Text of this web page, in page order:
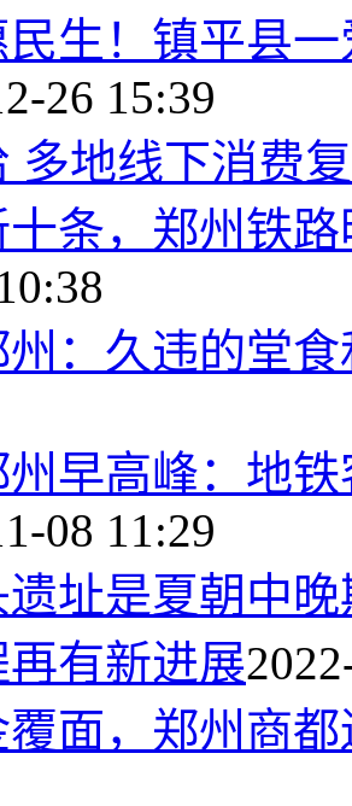
生！镇平县
26 15:39
多地线下消费
条，郑州铁
州：久违的堂
州早高峰：地
08 11:29
遗址是夏朝中
有新进展
覆面，郑州商